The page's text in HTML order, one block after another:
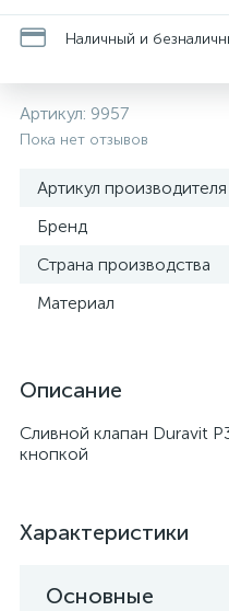
Наличный и
Артикул: 9957
Пока нет отзывов
Артикул производителя
Бренд
Страна производства
Материал
Описание
Сливной клапан Duravit
кнопкой
Характеристики
Основные